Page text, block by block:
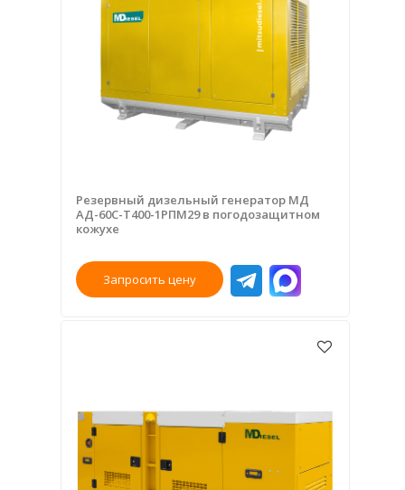
Резервный дизельный генератор МД
АД-60С-Т400-1РПМ29 в погодозащитном
кожухе
Запросить цену